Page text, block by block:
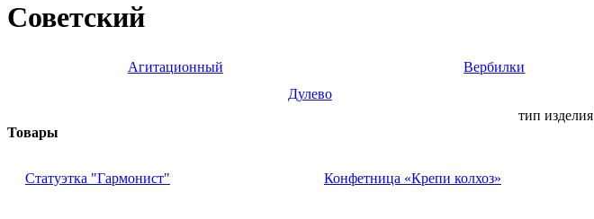
Советский
Агитационный Вербилки
Дулево
тип изделия
Товары
Статуэтка "Гармонист" Конфетница «Крепи колхоз»